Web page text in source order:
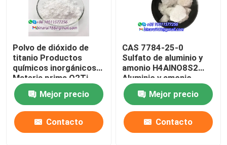
Polvo de dióxido de
titanio Productos
químicos inorgánicos
Materia prima O2Ti
Óxido de titanio CAS
13463-67-7Mejor precio
Contacto
CAS 7784-25-0
Sulfato de aluminio y
amonio H4AlNO8S2
Aluminio y amonio
desecados
Mejor precio
Contacto